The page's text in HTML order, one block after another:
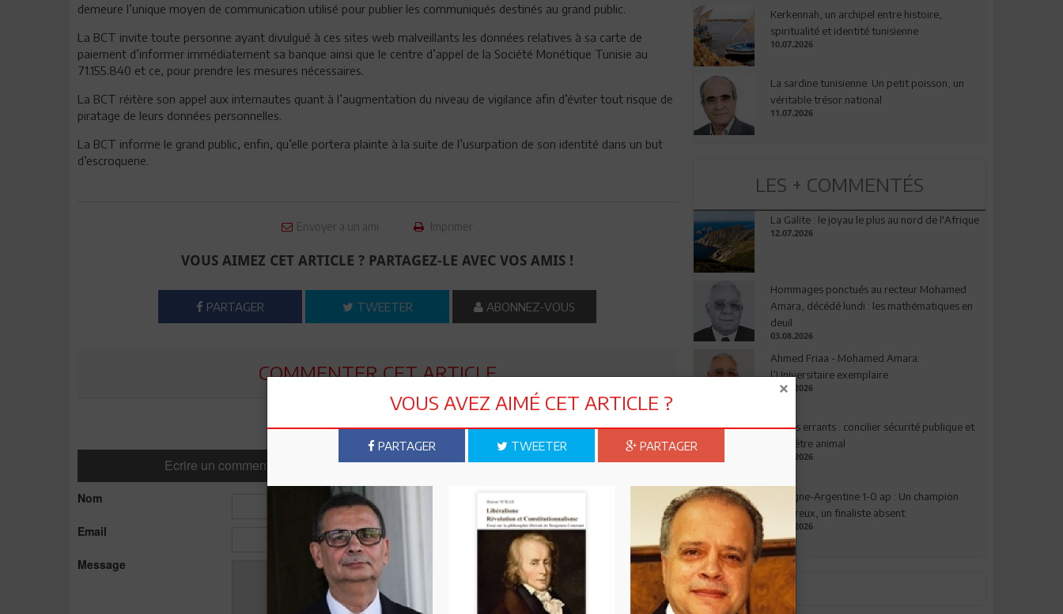
demeure l’unique moyen de communication utilisé pour publier les communiqués destinés au grand public.
La BCT invite toute personne ayant divulgué à ces sites web malveillants les données relatives à sa carte de
paiement d’informer immédiatement sa banque ainsi que le centre d’appel de la Société Monétique Tunisie au
71.155.840 et ce, pour prendre les mesures nécessaires.
La BCT réitère son appel aux internautes quant à l’augmentation du niveau de vigilance afin d’éviter tout risque de
piratage de leurs données personnelles.
La BCT informe le grand public, enfin, qu’elle portera plainte à la suite de l’usurpation de son identité dans un but
d’escroquerie.
Envoyer à un ami Imprimer
VOUS AIMEZ CET ARTICLE ? PARTAGEZ-LE AVEC VOS AMIS !
PARTAGER TWEETER ABONNEZ-VOUS
COMMENTER CET ARTICLE
0Commentaires
Ecrire un commentaire Commenter
Nom
Email
Message
Kerkennah, un archipel entre histoire,
spiritualité et identité tunisienne
10.07.2026
La sardine tunisienne: Un petit poisson, un
véritable trésor national
11.07.2026
LES + COMMENTÉS
La Galite : le joyau le plus au nord de l'Afrique
12.07.2026
Hommages ponctués au recteur Mohamed
Amara, décédé lundi : les mathématiques en
deuil
03.08.2026
Ahmed Friaa - Mohamed Amara:
l’Universitaire exemplaire
04.08.2026
Chiens errants : concilier sécurité publique et
bien-être animal
17.07.2026
Espagne-Argentine 1-0 ap : Un champion
valeureux, un finaliste absent
19.07.2026
VOUS AVEZ AIMÉ CET ARTICLE ?
PARTAGER TWEETER PARTAGER